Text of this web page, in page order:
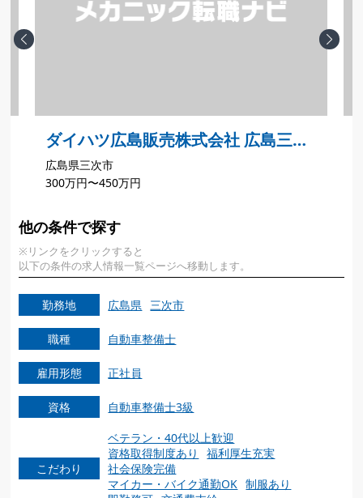
Previous
ダイハツ広島販売株式会社 広島三次
店
広島県三次市
300万円〜450万円
Next
他の条件で探す
※リンクをクリックすると
以下の条件の求人情報一覧ページへ移動します。
勤務地 広島県 三次市
職種 自動車整備士
雇用形態 正社員
資格 自動車整備士3級
こだわり
ベテラン・40代以上歓迎
資格取得制度あり
福利厚生充実
社会保険完備
マイカー・バイク通勤OK 制服あり